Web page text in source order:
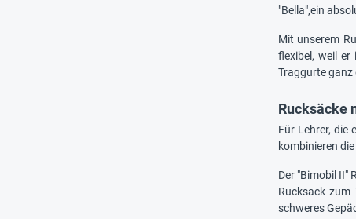
"Bella",ein
Mit unserem
flexibel, weil er
Traggurte ganz
Rucksäcke
Für Lehrer, die
kombinieren
Der "Bimobil II"
Rucksack
schweres